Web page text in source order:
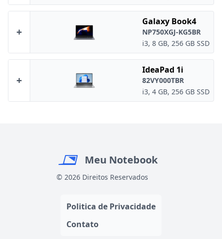
+
Galaxy Book4
NP750XGJ-KG5BR
i3, 8 GB, 256 GB SSD
+
IdeaPad 1i
82VY000TBR
i3, 4 GB, 256 GB SSD
Meu Notebook
© 2026 Direitos Reservados
Politica de Privacidade
Contato